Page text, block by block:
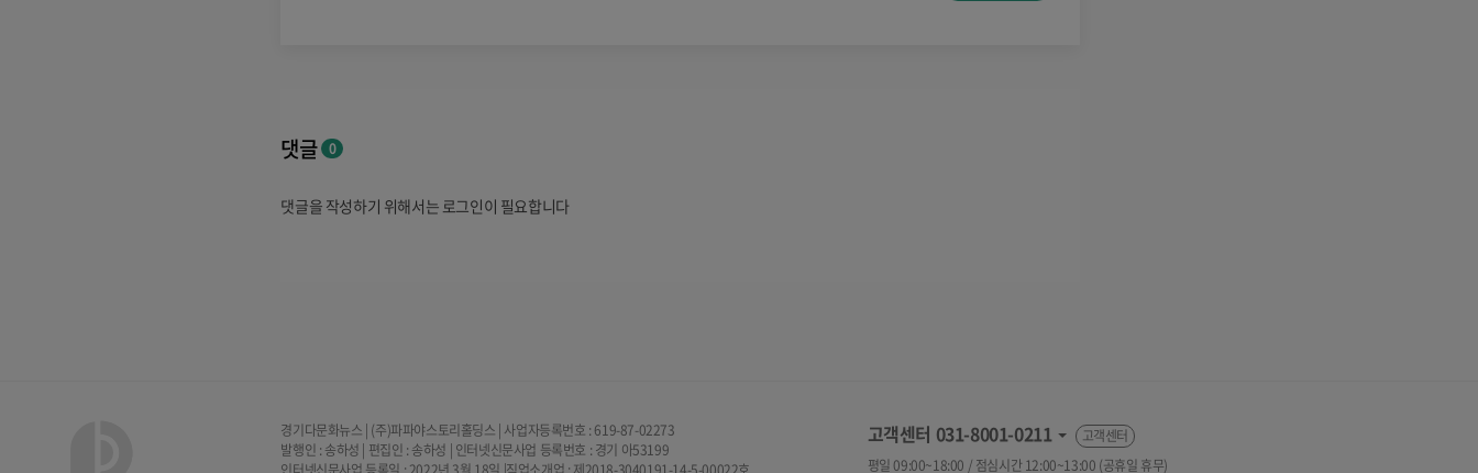
댓글 0
댓글을 작성하기 위해서는 로그인이 필요합니다
경기다문화뉴스 | (주)파파야스토리홀딩스 | 사업자등록번호 : 619-87-02273
발행인 : 송하성 | 편집인 : 송하성 | 인터넷신문사업 등록번호 : 경기 아53199
고객센터 031-8001-0211
고객센터
평일 09:00~18:00 / 점심시간 12:00~13:00 (공휴일 휴무)